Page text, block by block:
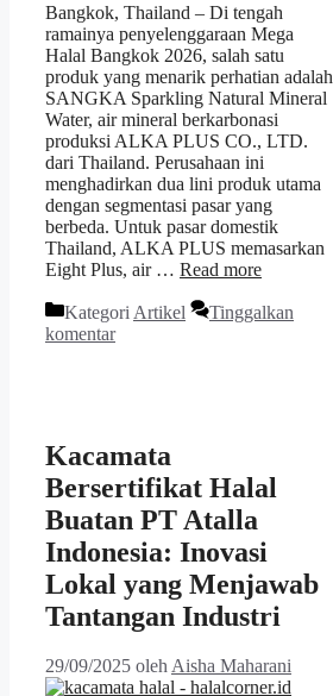
Bangkok, Thailand – Di tengah
ramainya penyelenggaraan Mega
Halal Bangkok 2026, salah satu
produk yang menarik perhatian adalah
SANGKA Sparkling Natural Mineral
Water, air mineral berkarbonasi
produksi ALKA PLUS CO., LTD.
dari Thailand. Perusahaan ini
menghadirkan dua lini produk utama
dengan segmentasi pasar yang
berbeda. Untuk pasar domestik
Thailand, ALKA PLUS memasarkan
Eight Plus, air … Read more
Kategori Artikel
Tinggalkan
komentar
Kacamata
Bersertifikat Halal
Buatan PT Atalla
Indonesia: Inovasi
Lokal yang Menjawab
Tantangan Industri
29/09/2025 olehAisha Maharani